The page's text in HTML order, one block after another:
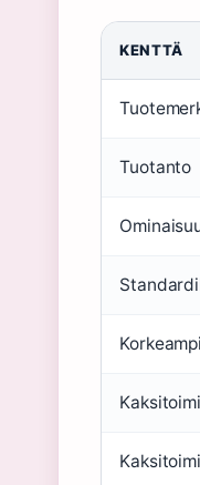
KENTTÄ
Tuotanto